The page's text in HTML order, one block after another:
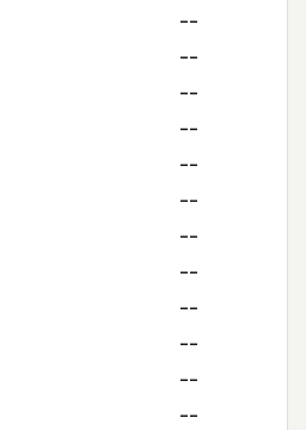
--
--
--
--
--
--
--
--
--
--
--
--